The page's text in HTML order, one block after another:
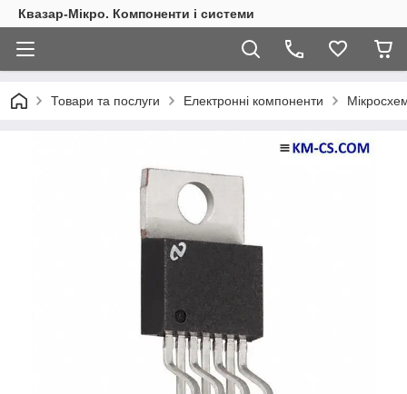
Квазар-Мікро. Компоненти і системи
Товари та послуги Електронні компоненти